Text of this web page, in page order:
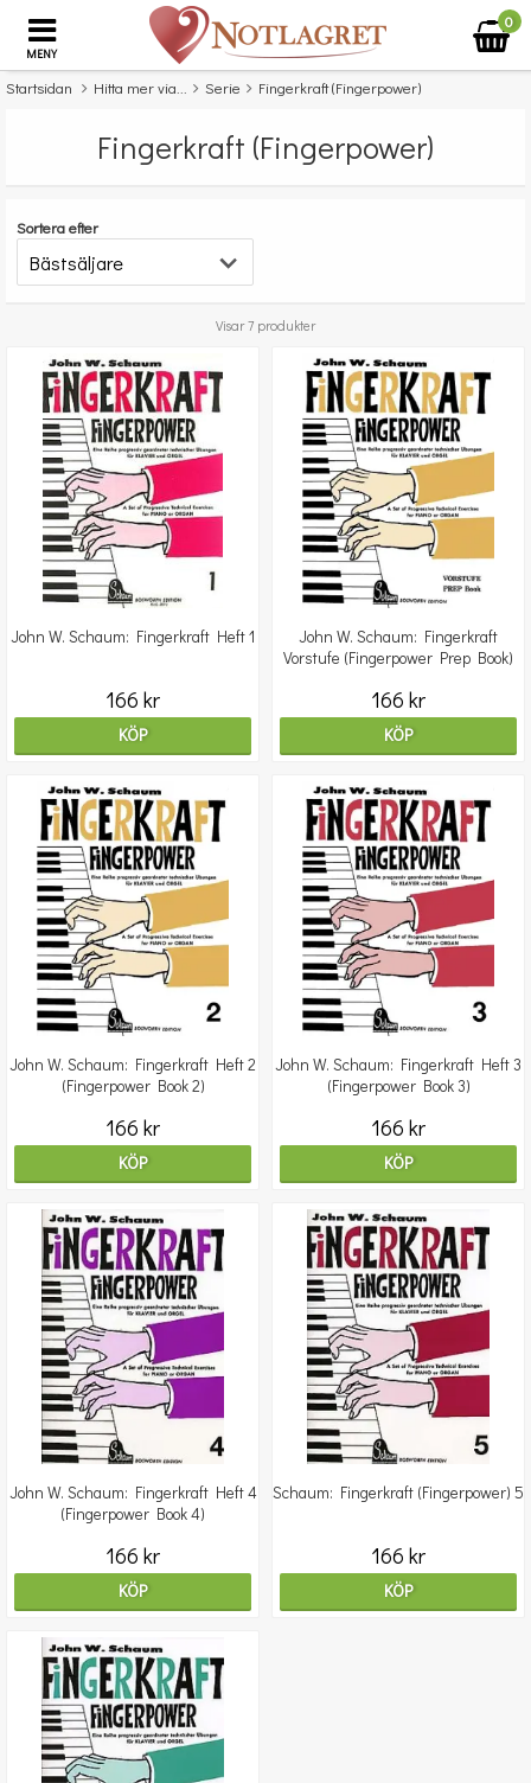
MENY
0
Startsidan Hitta mer via... Serie Fingerkraft (Fingerpower)
Fingerkraft (Fingerpower)
Sortera efter
Visar 7 produkter
John W. Schaum: Fingerkraft Heft 1
166 kr
KÖP
John W. Schaum: Fingerkraft
Vorstufe (Fingerpower Prep Book)
166 kr
KÖP
John W. Schaum: Fingerkraft Heft 2
(Fingerpower Book 2)
166 kr
KÖP
John W. Schaum: Fingerkraft Heft 3
(Fingerpower Book 3)
166 kr
KÖP
John W. Schaum: Fingerkraft Heft 4
(Fingerpower Book 4)
166 kr
KÖP
Schaum: Fingerkraft (Fingerpower) 5
166 kr
KÖP